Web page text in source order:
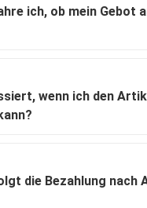
ich, ob mein Gebot
wenn ich den
die Bezahlung nach